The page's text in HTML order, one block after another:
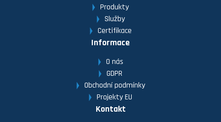
Produkty
Služby
Certifikace
Informace
O nás
GDPR
Obchodní podmínky
Projekty EU
Kontakt